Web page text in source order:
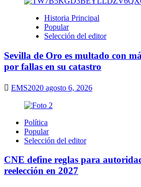
Historia Principal
Popular
Selección del editor
Sevilla de Oro es multado con
por fallas en su catastro
EMS2020 agosto 6, 2026
Política
Popular
Selección del editor
CNE define reglas para
reelección en 2027